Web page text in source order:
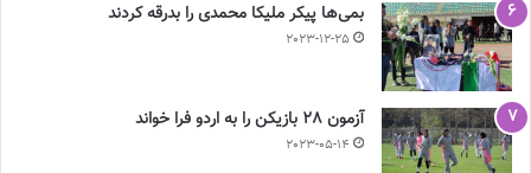
بمی‌ها پیکر ملیکا محمدی را بدرقه کردند
2023-12-25
آزمون 28 بازیکن را به اردو فرا خواند
2023-05-14